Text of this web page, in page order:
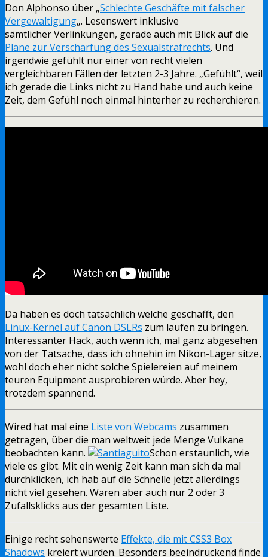
Don Alphonso über „Schlechte Geschäfte mit falscher
Vergewaltigung„. Lesenswert inklusive
sämtlicher Verlinkungen, gerade auch mit Blick auf die
Pläne zur Verschärfung des Sexualstrafrechts. Und
irgendwie gefühlt nur einer von recht vielen
vergleichbaren Fällen der letzten 2-3 Jahre. „Gefühlt“, weil
ich gerade die Links nicht zu Hand habe und auch keine
Zeit, dem Gefühl noch einmal hinterher zu recherchieren.
Da haben es doch tatsächlich welche geschafft, den
Linux-Kernel auf Canon DSLRs zum laufen zu bringen.
Interessanter Hack, auch wenn ich, mal ganz abgesehen
von der Tatsache, dass ich ohnehin im Nikon-Lager sitze,
wohl doch eher nicht solche Spielereien auf meinem
teuren Equipment ausprobieren würde. Aber hey,
trotzdem spannend.
Wired hat mal eine Liste von Webcams zusammen
getragen, über die man weltweit jede Menge Vulkane
beobachten kann.
Schon erstaunlich, wie
viele es gibt. Mit ein wenig Zeit kann man sich da mal
durchklicken, ich hab auf die Schnelle jetzt allerdings
nicht viel gesehen. Waren aber auch nur 2 oder 3
Zufallsklicks aus der gesamten Liste.
Einige recht sehenswerte Effekte, die mit CSS3 Box
Shadows kreiert wurden. Besonders beeindruckend finde